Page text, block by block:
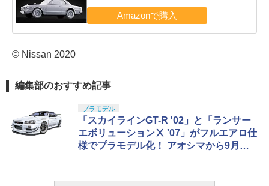
© Nissan 2020
編集部のおすすめ記事
プラモデル
「スカイラインGT-R '02」と「ランサー
エボリューションⅩ '07」がフルエアロ仕
様でプラモデル化！ アオシマから9月発